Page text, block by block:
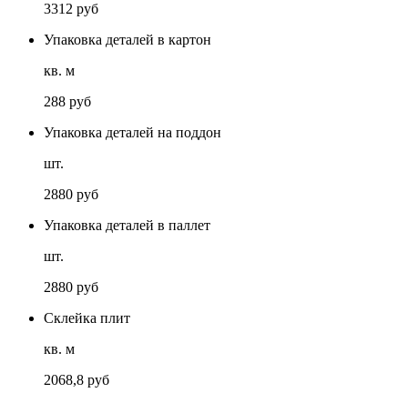
3312 руб
Упаковка деталей в картон
кв. м
288 руб
Упаковка деталей на поддон
шт.
2880 руб
Упаковка деталей в паллет
шт.
2880 руб
Склейка плит
кв. м
2068,8 руб